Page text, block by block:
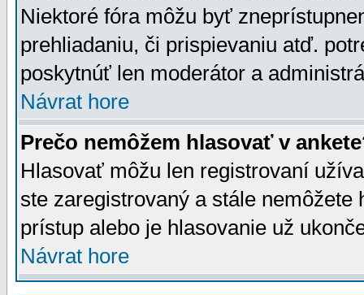
Niektoré fóra môžu byť
prehliadaniu, či prispievaniu atď.
poskytnúť len moderátor a
Návrat hore
Prečo nemôžem hlasovať v
Hlasovať môžu len registrovaní
ste zaregistrovaný a stále
prístup alebo je hlasovanie už
Návrat hore